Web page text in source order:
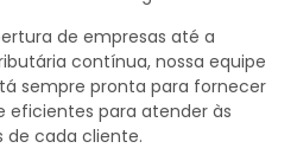
de empresas até a
contínua, nossa equipe
sempre pronta para fornecer
eficientes para atender às
de cada cliente.